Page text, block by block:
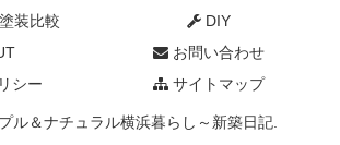
装比較
DIY
お問い合わせ
シー
サイトマップ
ル＆ナチュラル横浜暮らし～新築日記.